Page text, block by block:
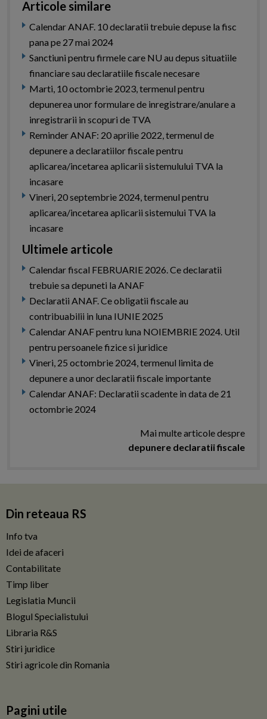
Articole similare
Calendar ANAF. 10 declaratii trebuie depuse la fisc
pana pe 27 mai 2024
Sanctiuni pentru firmele care NU au depus situatiile
financiare sau declaratiile fiscale necesare
Marti, 10 octombrie 2023, termenul pentru
depunerea unor formulare de inregistrare/anulare a
inregistrarii in scopuri de TVA
Reminder ANAF: 20 aprilie 2022, termenul de
depunere a declaratiilor fiscale pentru
aplicarea/incetarea aplicarii sistemulului TVA la
incasare
Vineri, 20 septembrie 2024, termenul pentru
aplicarea/incetarea aplicarii sistemului TVA la
incasare
Ultimele articole
Calendar fiscal FEBRUARIE 2026. Ce declaratii
trebuie sa depuneti la ANAF
Declaratii ANAF. Ce obligatii fiscale au
contribuabilii in luna IUNIE 2025
Calendar ANAF pentru luna NOIEMBRIE 2024. Util
pentru persoanele fizice si juridice
Vineri, 25 octombrie 2024, termenul limita de
depunere a unor declaratii fiscale importante
Calendar ANAF: Declaratii scadente in data de 21
octombrie 2024
Mai multe articole despre
depunere declaratii fiscale
Din reteaua RS
Info tva
Idei de afaceri
Contabilitate
Timp liber
Legislatia Muncii
Blogul Specialistului
Libraria R&S
Stiri juridice
Stiri agricole din Romania
Pagini utile